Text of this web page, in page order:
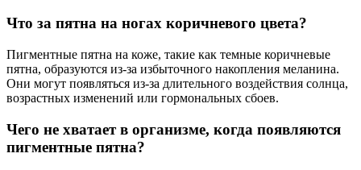
Что за пятна на ногах коричневого цвета?
Пигментные пятна на коже, такие как темные коричневые
пятна, образуются из-за избыточного накопления меланина.
Они могут появляться из-за длительного воздействия солнца,
возрастных изменений или гормональных сбоев.
Чего не хватает в организме, когда появляются
пигментные пятна?